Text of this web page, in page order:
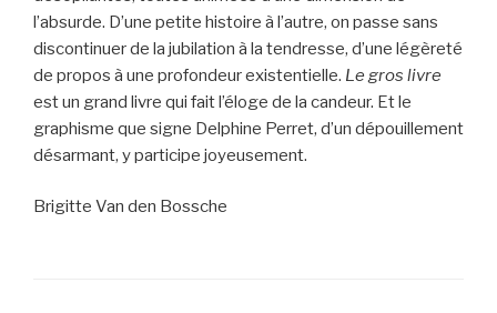
l’absurde. D’une petite histoire à l’autre, on passe sans
discontinuer de la jubilation à la tendresse, d’une légèreté
de propos à une profondeur existentielle. Le gros livre
est un grand livre qui fait l’éloge de la candeur. Et le
graphisme que signe Delphine Perret, d’un dépouillement
désarmant, y participe joyeusement.
Brigitte Van den Bossche